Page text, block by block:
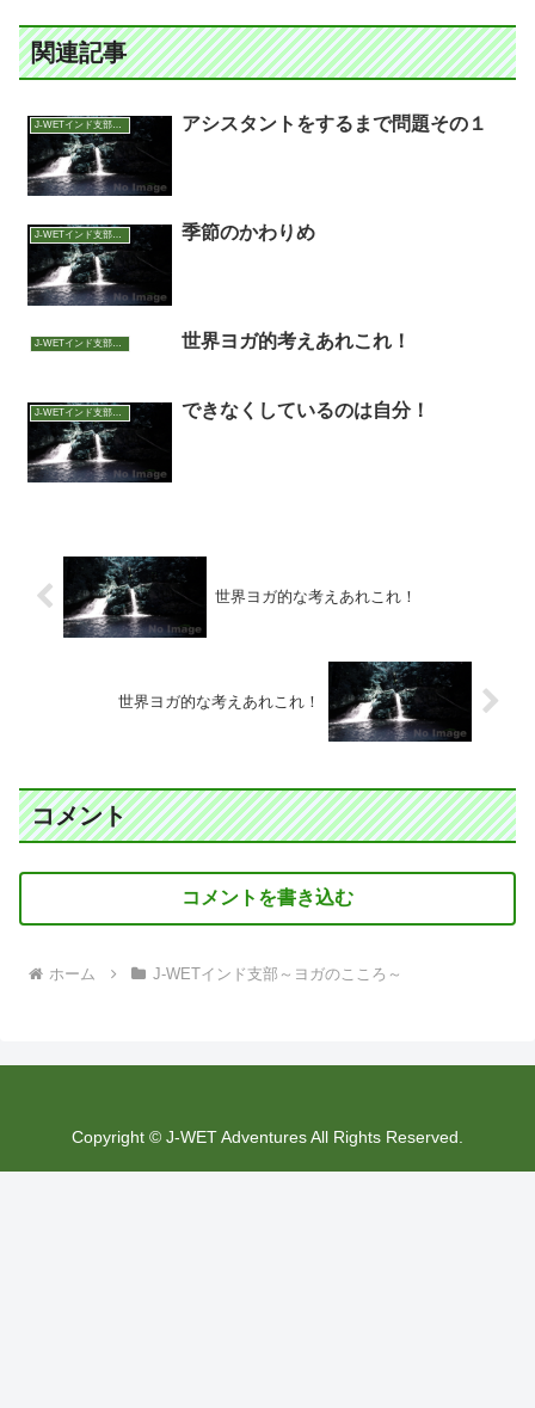
関連記事
J-WETインド支部～ヨガのこころ～ アシスタントをするまで問題その１
J-WETインド支部～ヨガのこころ～ 季節のかわりめ
J-WETインド支部～ヨガのこころ～ 世界ヨガ的考えあれこれ！
J-WETインド支部～ヨガのこころ～ できなくしているのは自分！
世界ヨガ的な考えあれこれ！
世界ヨガ的な考えあれこれ！
コメント
コメントを書き込む
ホーム J-WETインド支部～ヨガのこころ～
Copyright © J-WET Adventures All Rights Reserved.